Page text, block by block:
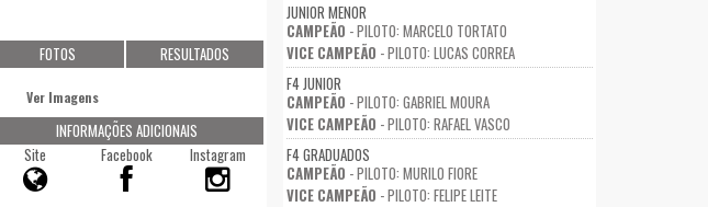
FOTOS
Ver Imagens
RESULTADOS
INFORMAÇÕES ADICIONAIS
Site
Facebook Instagram
JUNIOR MENOR
CAMPEÃO - PILOTO: MARCELO TORTATO
VICE CAMPEÃO - PILOTO: LUCAS CORREA
F4 JUNIOR
CAMPEÃO - PILOTO: GABRIEL MOURA
VICE CAMPEÃO - PILOTO: RAFAEL VASCO
F4 GRADUADOS
CAMPEÃO - PILOTO: MURILO FIORE
VICE CAMPEÃO - PILOTO: FELIPE LEITE